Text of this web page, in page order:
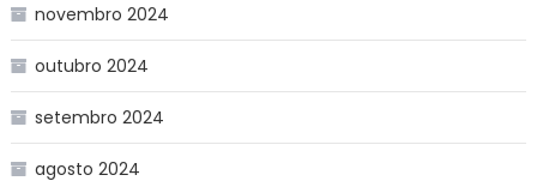
novembro 2024
outubro 2024
setembro 2024
agosto 2024